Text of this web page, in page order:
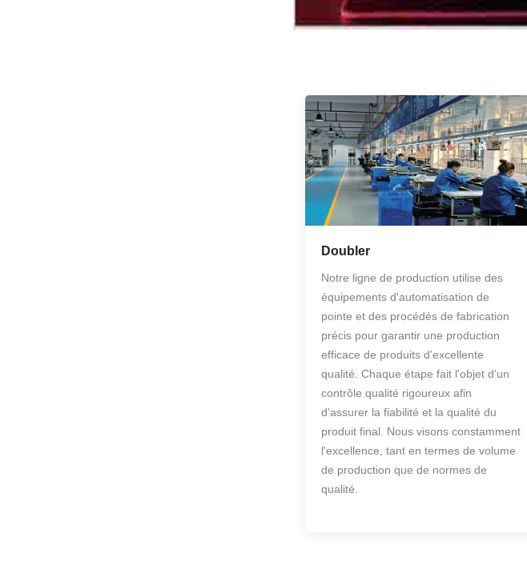
Doubler
Notre ligne de production utilise des
équipements d'automatisation de
pointe et des procédés de fabrication
précis pour garantir une production
efficace de produits d'excellente
qualité. Chaque étape fait l'objet d'un
contrôle qualité rigoureux afin
d'assurer la fiabilité et la qualité du
produit final. Nous visons constamment
l'excellence, tant en termes de volume
de production que de normes de
qualité.